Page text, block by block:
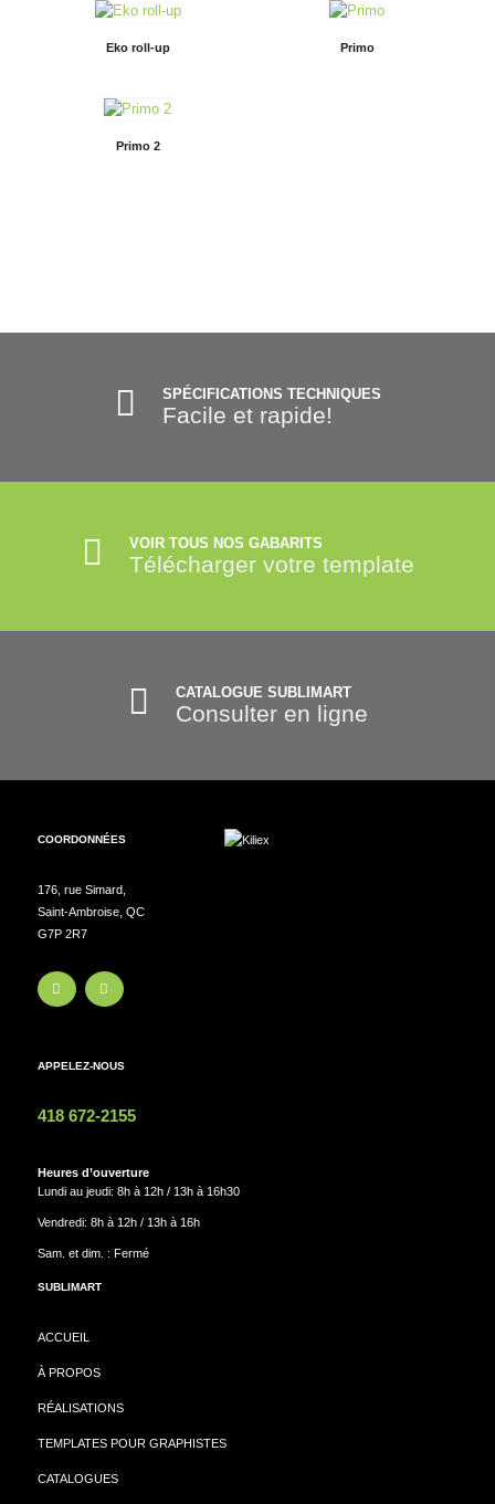
Eko roll-up Primo
Primo 2
SPÉCIFICATIONS TECHNIQUES
Facile et rapide!
VOIR TOUS NOS GABARITS
Télécharger votre template
CATALOGUE SUBLIMART
Consulter en ligne
COORDONNÉES
176, rue Simard,
Saint-Ambroise, QC
G7P 2R7
APPELEZ-NOUS
418 672-2155
Heures d’ouverture
Lundi au jeudi: 8h à 12h / 13h à 16h30
Vendredi: 8h à 12h / 13h à 16h
Sam. et dim. : Fermé
SUBLIMART
ACCUEIL
À PROPOS
RÉALISATIONS
TEMPLATES POUR GRAPHISTES
CATALOGUES